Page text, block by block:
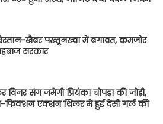
खैबर पख्तूनख्वा में बगावत, कमजोर
सरकार
संग जमेगी प्रियंका चोपड़ा की जोड़ी,
फिक्शन एक्शन थ्रिलर में हुई देसी गर्ल की